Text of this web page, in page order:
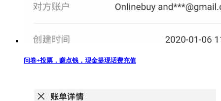
问卷+投票，赚点钱，现金提现话费充值